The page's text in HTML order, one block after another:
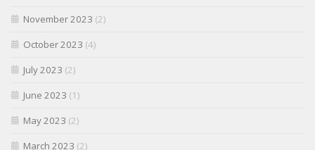
November 2023 (2)
October 2023 (4)
July 2023 (2)
June 2023 (1)
May 2023 (2)
March 2023 (2)